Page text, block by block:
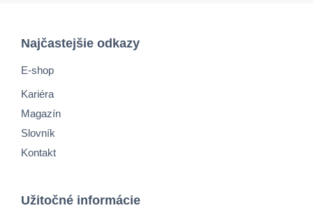
Najčastejšie odkazy
E-shop
Kariéra
Magazín
Slovník
Kontakt
Užitočné informácie